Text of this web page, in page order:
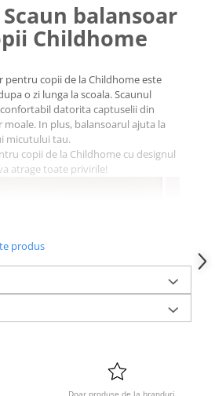
balansoar
Childhome
pentru copii de la Childhome este
o zi lunga la scoala. Scaunul
datorita captuselii din
In plus, balansoarul ajuta la
micutului tau.
copii de la Childhome cu designul
atrage toate privirile!
produs